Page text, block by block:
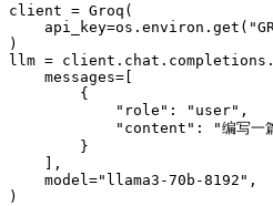
client = Groq (
    api_key
=os.environ. get ( "
)
llm = client . chat . completions .
    messages
= [
        {
            "
role " : " user" ,
            "
content " : "编写一
        }
    ],
    model
=" llama3-70b-8192 " ,
)